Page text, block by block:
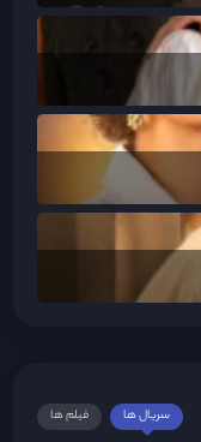
فیلم ها سریال ها